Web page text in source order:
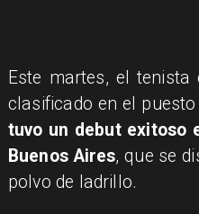
Este martes, el tenista
clasificado en el
tuvo un debut exitoso
Buenos Aires, que se
polvo de ladrillo.